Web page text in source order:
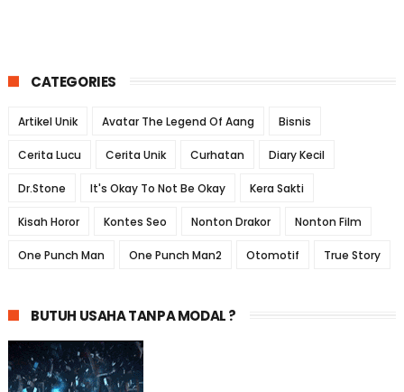
CATEGORIES
Artikel Unik Avatar The Legend Of Aang Bisnis
Cerita Lucu Cerita Unik Curhatan Diary Kecil
Dr.Stone It's Okay To Not Be Okay Kera Sakti
Kisah Horor Kontes Seo Nonton Drakor Nonton Film
One Punch Man One Punch Man2 Otomotif True Story
BUTUH USAHA TANPA MODAL ?